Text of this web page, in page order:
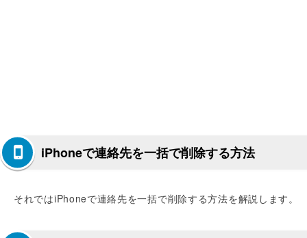
iPhoneで連絡先を一括で削除する方法
それではiPhoneで連絡先を一括で削除する方法を解説します。